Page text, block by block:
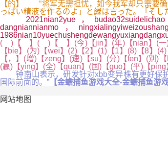
【的】 “将军无需担忧，如今我军却只需要确
っぱい精液を作るのよ」と緑は言った。「そ
2021nian2yue，budao32suidelichao（
dangniannianmo，
( )【 】( )【 】(今)【jin】(年)【nian】(一)【
【bie】(为)【wei】(2)【2】(1)【1】(8)【8】
【，】(增)【zeng】(速)【su】(分)【fen】(别)
(赢)【ying】(全)【quan】(国)【guo】(平)【
钟南山表示，研发针对xbb变异株有更好保护
国际前面的。” 【金蟾捕鱼游戏大全-金蟾捕鱼游
网站地图